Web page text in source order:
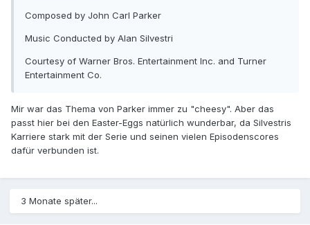
Composed by John Carl Parker
Music Conducted by Alan Silvestri
Courtesy of Warner Bros. Entertainment Inc. and Turner
Entertainment Co.
Mir war das Thema von Parker immer zu "cheesy". Aber das
passt hier bei den Easter-Eggs natürlich wunderbar, da Silvestris
Karriere stark mit der Serie und seinen vielen Episodenscores
dafür verbunden ist.
3 Monate später...